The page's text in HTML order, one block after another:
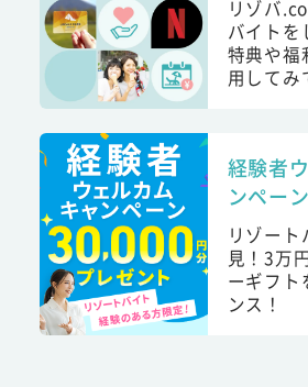
リゾバ
バイトを
特典や福
用してみ
経験者
ンペーン
リゾー
見！3万
ーギフト
ンス！